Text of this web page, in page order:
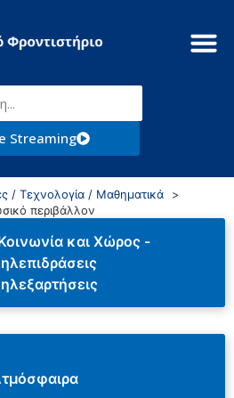
Streaming
/ Τεχνολογία / Μαθηματικά
περιβάλλον
και Χώρος -